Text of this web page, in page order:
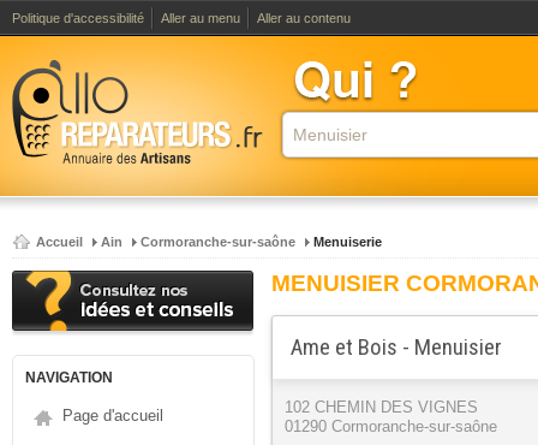
Politique d'accessibilité Aller au menu Aller au contenu
Accueil Ain Cormoranche-sur-saône Menuiserie
NAVIGATION
Page d'accueil
MENUISIER
Ame et Bois - Menuisier
102 CHEMIN DES VIGNES
01290 Cormoranche-sur-saône